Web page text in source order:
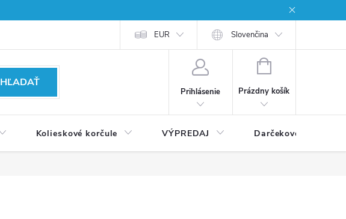
EUR Slovenčina
HĽADAŤ
Prihlásenie
NÁKUPNÝ
Prázdny košík
Kolieskové korčule VÝPREDAJ Darčekové poukážky